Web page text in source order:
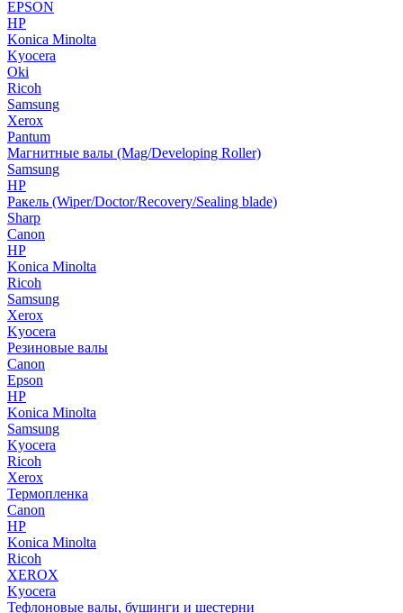
EPSON
HP
Konica Minolta
Kyocera
Oki
Ricoh
Samsung
Xerox
Pantum
Магнитные валы (Mag/Developing Roller)
Samsung
HP
Ракель (Wiper/Doctor/Recovery/Sealing blade)
Sharp
Canon
HP
Konica Minolta
Ricoh
Samsung
Xerox
Kyocera
Резиновые валы
Canon
Epson
HP
Konica Minolta
Samsung
Kyocera
Ricoh
Xerox
Термопленка
Canon
HP
Konica Minolta
Ricoh
XEROX
Kyocera
Тефлоновые валы, бушинги и шестерни